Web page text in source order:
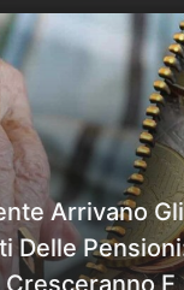
Arrivano Gli
Delle